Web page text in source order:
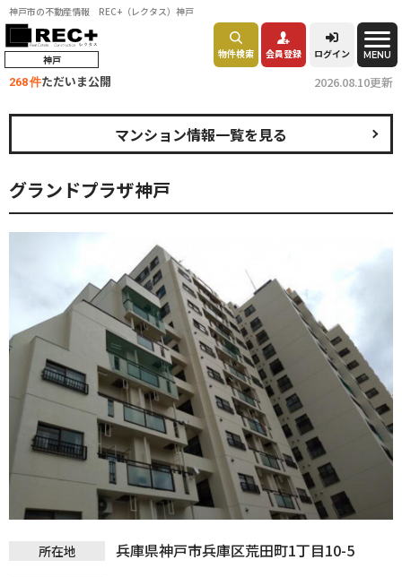
神戸市の不動産情報 REC+（レクタス）神戸
神戸 物件検索 会員登録 ログイン MENU
268 件ただいま公開 2026.08.10更新
グランドプラザ神戸
マンション情報一覧を見る
所在地 兵庫県神戸市兵庫区荒田町1丁目10-5